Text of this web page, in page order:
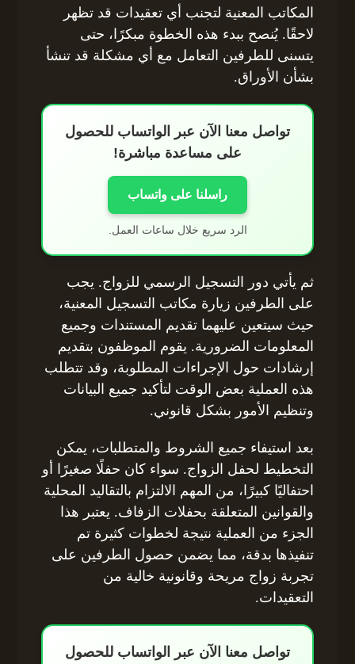
المكاتب المعنية لتجنب أي تعقيدات قد تظهر
لاحقًا. يُنصح ببدء هذه الخطوة مبكرًا، حتى
يتسنى للطرفين التعامل مع أي مشكلة قد تنشأ
بشأن الأوراق.
تواصل معنا الآن عبر الواتساب للحصول
على مساعدة مباشرة!
راسلنا على واتساب
الرد سريع خلال ساعات العمل.
ثم يأتي دور التسجيل الرسمي للزواج. يجب
على الطرفين زيارة مكاتب التسجيل المعنية،
حيث سيتعين عليهما تقديم المستندات وجميع
المعلومات الضرورية. يقوم الموظفون بتقديم
إرشادات حول الإجراءات المطلوبة، وقد تتطلب
هذه العملية بعض الوقت لتأكيد جميع البيانات
وتنظيم الأمور بشكل قانوني.
بعد استيفاء جميع الشروط والمتطلبات، يمكن
التخطيط لحفل الزواج. سواء كان حفلًا صغيرًا أو
احتفاليًا كبيرًا، من المهم الالتزام بالتقاليد المحلية
والقوانين المتعلقة بحفلات الزفاف. يعتبر هذا
الجزء من العملية نتيجة لخطوات كثيرة تم
تنفيذها بدقة، مما يضمن حصول الطرفين على
تجربة زواج مريحة وقانونية خالية من
التعقيدات.
تواصل معنا الآن عبر الواتساب للحصول